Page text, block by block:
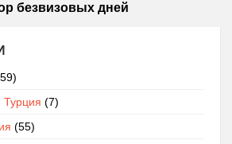
безвизовых дней
Турция (7)
(55)